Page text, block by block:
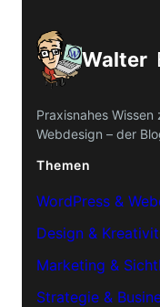
Walter
Praxisnahes Wissen
Webdesign – der
Themen
WordPress &
Design &
Marketing &
Strategie &